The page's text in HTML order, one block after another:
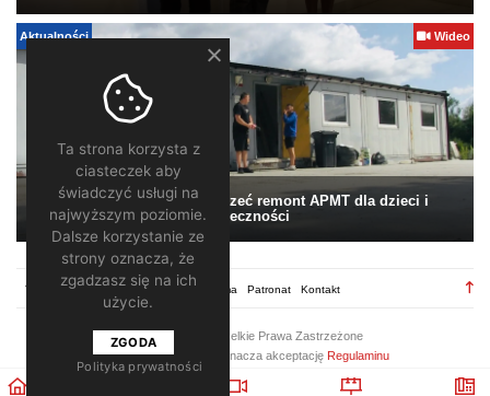
Aktualności Wideo
Pomagamy. Warto wesprzeć remont APMT dla dzieci i
społeczności
Regulamin Redakcja Reklama Patronat Kontakt
2026 ©
/ Wszelkie Prawa Zastrzeżone
Korzystanie z portalu oznacza akceptację Regulaminu
Ta strona korzysta z
ciasteczek aby
świadczyć usługi na
najwyższym poziomie.
Dalsze korzystanie ze
strony oznacza, że
zgadzasz się na ich
użycie.
ZGODA
Polityka prywatności